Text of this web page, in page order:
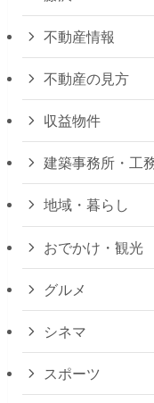
不動産情報
不動産の見方
収益物件
建築事務所・工
地域・暮らし
おでかけ・観光
グルメ
シネマ
スポーツ